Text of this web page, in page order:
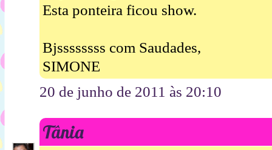
Esta ponteira ficou show.
Bjssssssss com Saudades,
SIMONE
20 de junho de 2011 às 20:10
Tânia